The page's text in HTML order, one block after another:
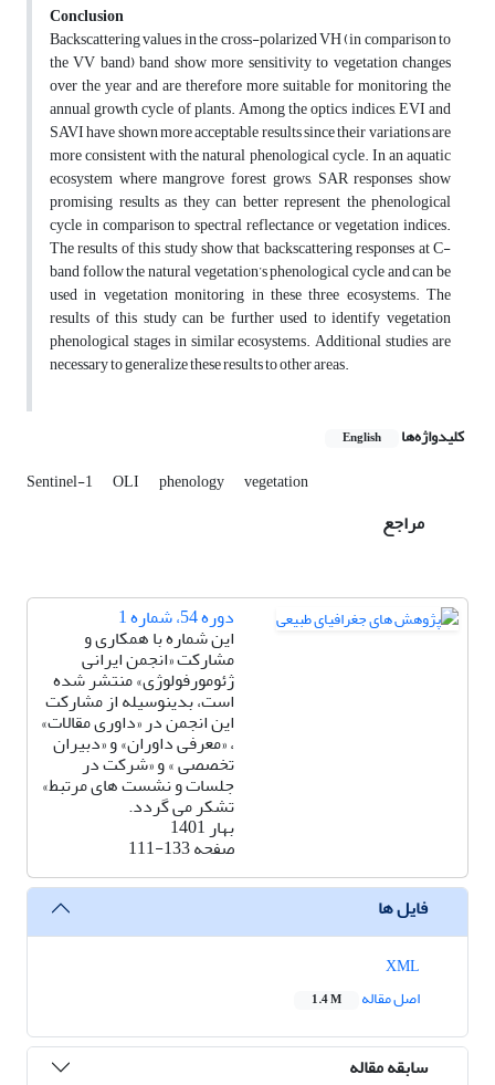
Conclusion
Backscattering values in the cross-polarized VH (in comparison to
the VV band) band show more sensitivity to vegetation changes
over the year and are therefore more suitable for monitoring the
annual growth cycle of plants. Among the optics indices, EVI and
SAVI have shown more acceptable results since their variations are
more consistent with the natural phenological cycle. In an aquatic
ecosystem where mangrove forest grows, SAR responses show
promising results as they can better represent the phenological
cycle in comparison to spectral reflectance or vegetation indices.
The results of this study show that backscattering responses at C-
band follow the natural vegetation’s phenological cycle and can be
used in vegetation monitoring in these three ecosystems. The
results of this study can be further used to identify vegetation
phenological stages in similar ecosystems. Additional studies are
necessary to generalize these results to other areas.
کلیدواژه‌ها English
Sentinel-1 OLI phenology vegetation
مراجع
دوره 54، شماره 1
این شماره با همکاری و
مشارکت «انجمن ایرانی
ژئومورفولوژی» منتشر شده
است، بدینوسیله از مشارکت
این انجمن در «داوری مقالات»
، «معرفی داوران» و «دبیران
تخصصی » و «شرکت در
جلسات و نشست های مرتبط»
تشکر می گردد.
بهار 1401
صفحه111-133
فایل ها
اصل مقاله
1.4 M
سابقه مقاله